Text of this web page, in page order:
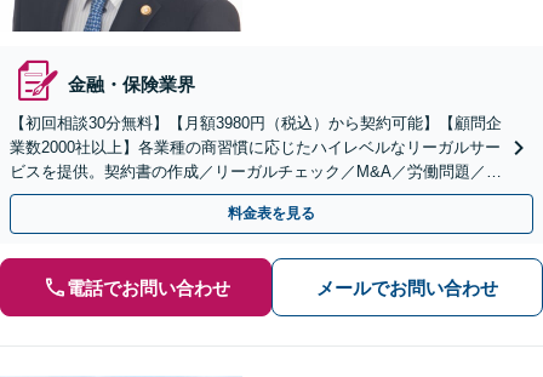
金融・保険業界
【初回相談30分無料】【月額3980円（税込）から契約可能】【顧問企
業数2000社以上】各業種の商習慣に応じたハイレベルなリーガルサー
ビスを提供。契約書の作成／リーガルチェック／M&A／労働問題／知
的財産等、お任せください【他士業連携可能】
料金表を見る
電話でお問い合わせ メールでお問い合わせ